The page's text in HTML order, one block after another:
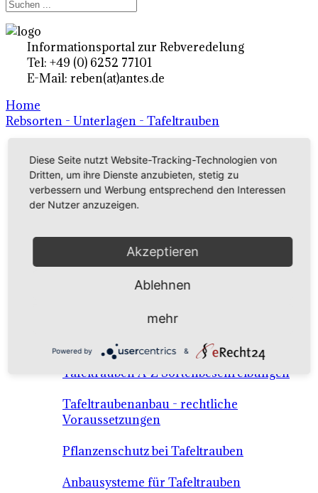
Informationsportal zur Rebveredelung
Tel: +49 (0) 6252 77101
E-Mail: reben(at)antes.de
Home
Rebsorten - Unterlagen - Tafeltrauben
Ertragsrebsorten A-Z
in Deutschland
Rebsorten international
Tafeltrauben A-Z Sortenbeschreibungen
Tafeltraubenanbau - rechtliche
Voraussetzungen
Pflanzenschutz bei Tafeltrauben
Anbausysteme für Tafeltrauben
Diese Seite nutzt Website-Tracking-Technologien von
Dritten, um ihre Dienste anzubieten, stetig zu
verbessern und Werbung entsprechend den Interessen
der Nutzer anzuzeigen.
Akzeptieren
Ablehnen
mehr
Powered by &